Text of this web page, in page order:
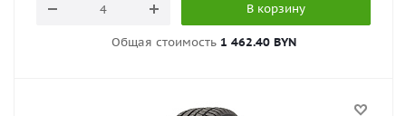
В корзину
Общая стоимость 1 462.40 BYN